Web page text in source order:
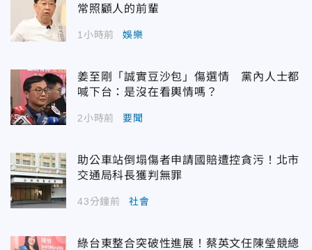
常照顧人的前輩
1小時前 娛樂
姜至剛「誠實豆沙包」傷選情 黨內人士都
喊下台：是沒在看輿情嗎？
2小時前 要聞
助公車站倒塌傷者申請國賠遭控貪污！北市
交通局科長獲判無罪
43分鐘前 社會
綠台東整合突破性進展！蔡英文任陳瑩競總